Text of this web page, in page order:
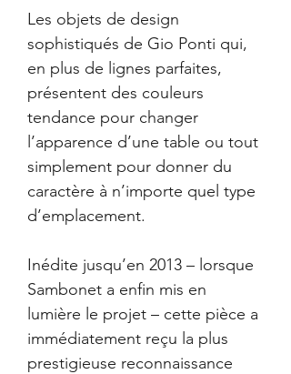
Les objets de design
sophistiqués de Gio Ponti qui,
en plus de lignes parfaites,
présentent des couleurs
tendance pour changer
l’apparence d’une table ou tout
simplement pour donner du
caractère à n’importe quel type
d’emplacement.
Inédite jusqu’en 2013 – lorsque
Sambonet a enfin mis en
lumière le projet – cette pièce a
immédiatement reçu la plus
prestigieuse reconnaissance